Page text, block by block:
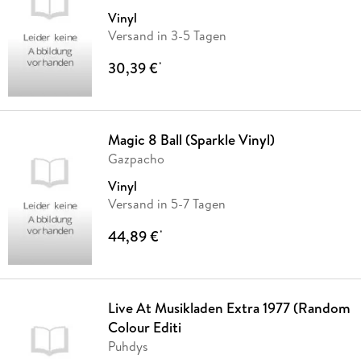
Vinyl
Versand in 3-5 Tagen
30,39 €*
Magic 8 Ball (Sparkle Vinyl)
Gazpacho
Vinyl
Versand in 5-7 Tagen
44,89 €*
Live At Musikladen Extra 1977 (Random
Colour Editi
Puhdys